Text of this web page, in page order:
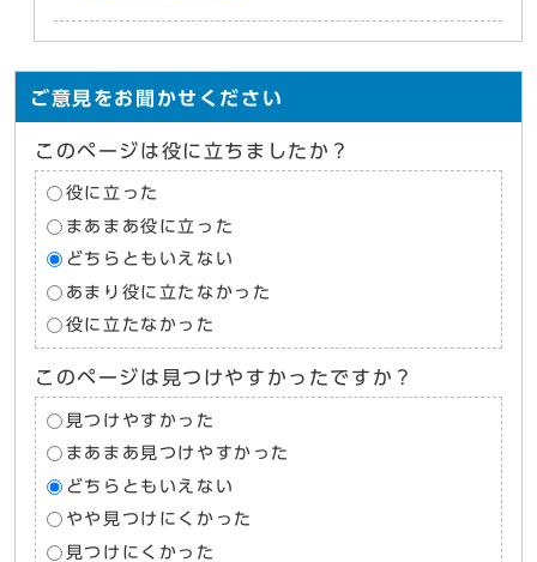
ご意見をお聞かせください
このページは役に立ちましたか？
役に立った
まあまあ役に立った
どちらともいえない
あまり役に立たなかった
役に立たなかった
このページは見つけやすかったですか？
見つけやすかった
まあまあ見つけやすかった
どちらともいえない
やや見つけにくかった
見つけにくかった